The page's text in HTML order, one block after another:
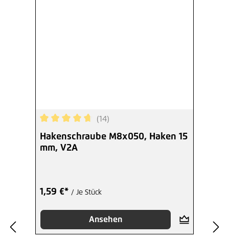
Durchschnittliche Bewertung von 4.79 von 5
(14)
Hakenschraube M8x050, Haken 15
mm, V2A
1,59 €* / Je Stück
Ansehen